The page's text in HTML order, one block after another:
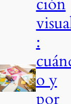
:
o y
por